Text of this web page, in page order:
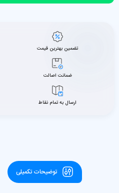
تضمین بهترین قیمت
ضمانت اصالت
ارسال به تمام نقاط
توضیحات تکمیلی